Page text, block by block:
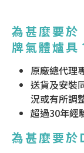
為甚麼要
牌氣體爐具
原廠總代理
送貨及安裝
況或有所調
超過30年經
為甚麼要